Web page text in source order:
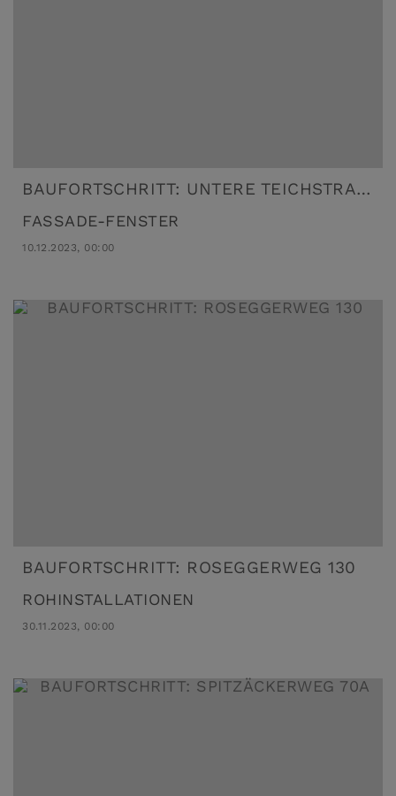
BAUFORTSCHRITT: UNTERE TEICHSTRASSE 38
FASSADE-FENSTER
10.12.2023, 00:00
BAUFORTSCHRITT: ROSEGGERWEG 130
ROHINSTALLATIONEN
30.11.2023, 00:00